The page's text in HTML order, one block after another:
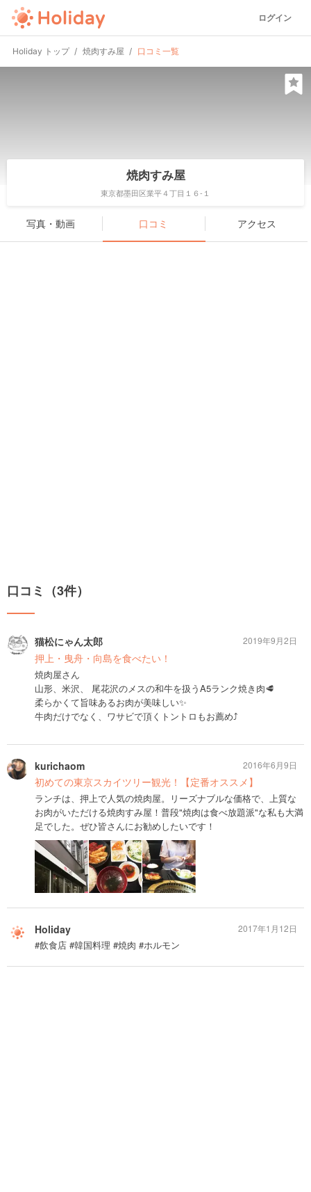
ログイン
Holiday トップ 焼肉すみ屋 口コミ一覧
焼肉すみ屋
東京都墨田区業平４丁目１６-１
写真・動画 口コミ アクセス
口コミ（3件）
猫松にゃん太郎
押上・曳舟・向島を食べたい！
焼肉屋さん
山形、米沢、 尾花沢のメスの和牛を扱うA5ランク焼き肉🥩
柔らかくて旨味あるお肉が美味しい✨
牛肉だけでなく、ワサビで頂くトントロもお薦め⤴️
2019年9月2日
kurichaom
初めての東京スカイツリー観光！【定番オススメ】
ランチは、押上で人気の焼肉屋。リーズナブルな価格で、上質な
お肉がいただける焼肉すみ屋！普段"焼肉は食べ放題派"な私も大満
足でした。ぜひ皆さんにお勧めしたいです！
2016年6月9日
Holiday
#飲食店 #韓国料理 #焼肉 #ホルモン
2017年1月12日